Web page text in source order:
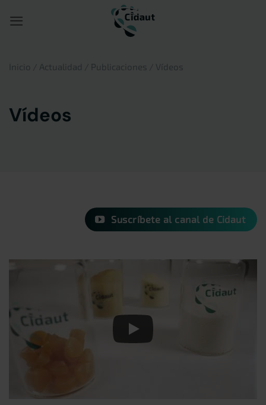
Inicio Actualidad Publicaciones Vídeos
Vídeos
Suscríbete al canal de Cidaut